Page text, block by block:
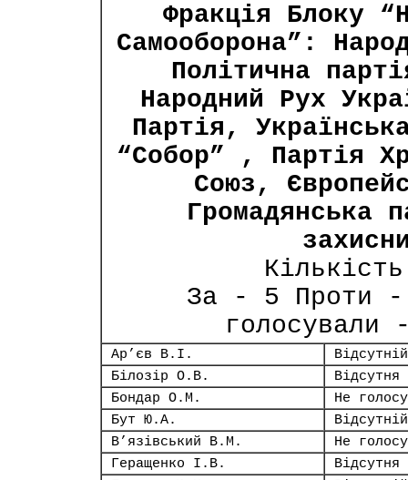
Фракція Блоку
Самооборона”:
Політична
Народний Рух
Партія,
“Собор” , Партія
Союз,
Громадянська
За - 5 Проти -
Ар’єв В.І.
Відсутній
Білозір О.В.
Відсутня
Бондар О.М.
Не
Бут Ю.А.
Відсутній
В’язівський В.М.
Не
Геращенко І.В.
Відсутня